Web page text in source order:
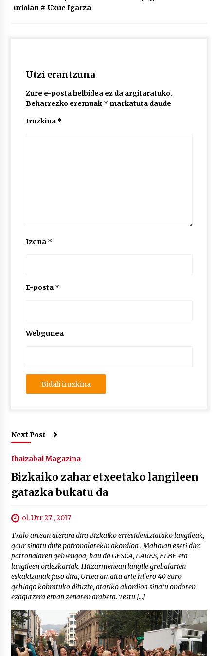
uriolan# Uxue Igarza
Utzi erantzuna
Zure e-posta helbidea ez da argitaratuko.
Beharrezko eremuak * markatuta daude
Iruzkina *
Izena *
E-posta *
Webgunea
Next Post
Ibaizabal Magazina
Bizkaiko zahar etxeetako langileen
gatazka bukatu da
ol. Urr 27 , 2017
Txalo artean aterara dira Bizkaiko erresidentziatako langileak,
gaur sinatu dute patronalarekin akordioa . Mahaian eseri dira
patronalaren gehiengoa, hau da GESCA, LARES, ELBE eta
langileen ordezkariak. Hitzarmenean langile grebalarien
eskakizunak jaso dira, Urtea amaitu arte hilero 40 euro
gehiago kobratuko dituzte, atariko akordioa sinatu ondoren
ezagutzera eman zenaren arabera. Testu […]